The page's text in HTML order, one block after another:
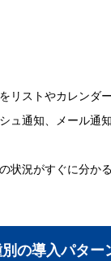
リストやカレンダ
ュ通知、メール通
状況がすぐに分か
の導入パター